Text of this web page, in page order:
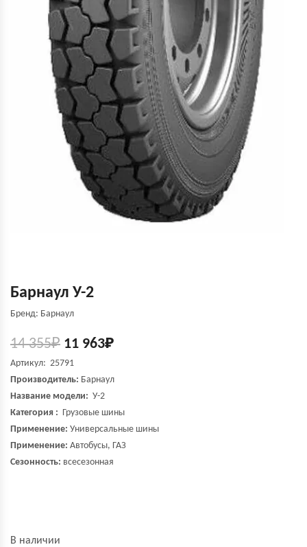
Барнаул У-2
Бренд: Барнаул
14 355₽ 11 963₽
Артикул: 25791
Производитель: Барнаул
Название модели: У-2
Категория : Грузовые шины
Применение: Универсальные шины
Применение: Автобусы, ГАЗ
Сезонность: всесезонная
В наличии